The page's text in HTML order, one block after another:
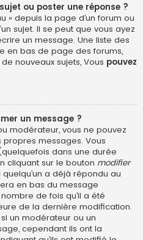
ou poster une réponse ?
» depuis la page d’un forum ou
sujet. Il se peut que vous ayez
un message. Une liste des
en bas de page des forums,
nouveaux sujets, Vous pouvez
un message ?
modérateur, vous ne pouvez
messages. Vous
dans une durée
cliquant sur le bouton modifier
a déjà répondu au
en bas du message
de fois qu’il a été
de la dernière modification.
un modérateur ou un
cependant ils ont la